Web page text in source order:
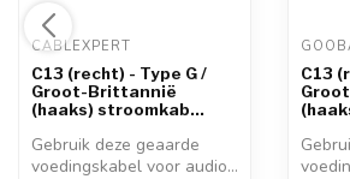
CABLEXPERT
C13 (recht) - Type G /
Groot-Brittannië
(haaks) stroomkab...
Gebruik deze geaarde
voedingskabel voor audio-,
C13